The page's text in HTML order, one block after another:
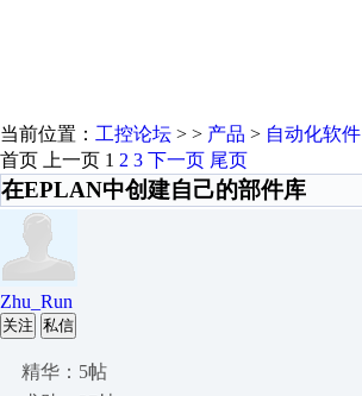
当前位置： 工控论坛 > > 产品 > 自动化软件
首页 上一页 1 2 3 下一页 尾页
在EPLAN中创建自己的部件库
Zhu_Run
关注 私信
精华：5帖